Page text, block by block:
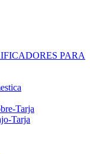
PARA
Tarja
Tarja